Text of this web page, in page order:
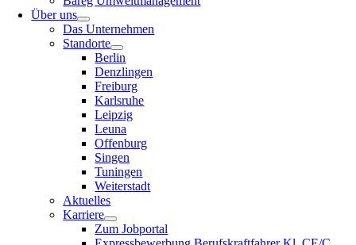
Über uns
Das Unternehmen
Standorte
Berlin
Denzlingen
Freiburg
Karlsruhe
Leipzig
Leuna
Offenburg
Singen
Tuningen
Weiterstadt
Aktuelles
Karriere
Zum Jobportal